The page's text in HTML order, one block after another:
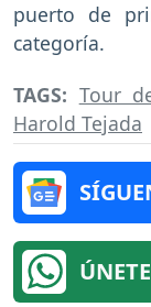
puerto de
categoría.
TAGS: Tour
Harold Tejada